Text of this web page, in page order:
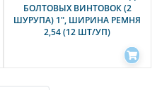
БОЛТОВЫХ ВИНТОВОК (2
ШУРУПА) 1", ШИРИНА РЕМНЯ
2,54 (12 ШТ/УП)